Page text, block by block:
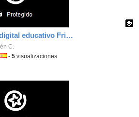
Contenido digital educativo Fridah Kahlo
C.
-5 visualizaciones